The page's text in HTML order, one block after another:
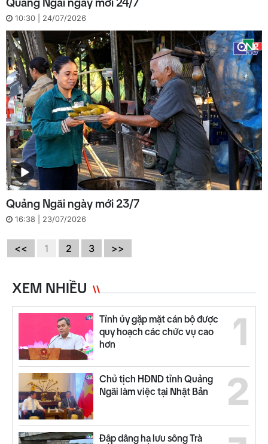
Quảng Ngãi ngày mới 24/7
10:30 | 24/07/2026
Quảng Ngãi ngày mới 23/7
16:38 | 23/07/2026
<< 1 2 3 >>
XEM NHIỀU
1
Tỉnh ủy gặp mặt cán bộ được
quy hoạch các chức vụ cao
hơn
2
Chủ tịch HĐND tỉnh Quảng
Ngãi làm việc tại Nhật Bản
Đập dâng hạ lưu sông Trà